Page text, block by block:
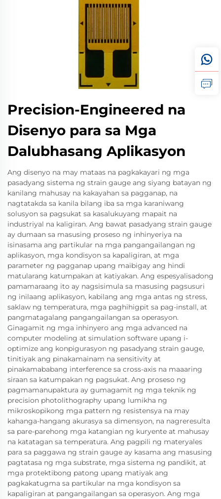
Precision-Engineered na
Disenyo para sa Mga
Dalubhasang Aplikasyon
Ang disenyo na may mataas na pagkakayari ng mga
pasadyang sistema ng strain gauge ang siyang batayan ng
kanilang mahusay na kakayahan sa pagganap, na
nagtatakda sa kanila bilang iba sa mga karaniwang
solusyon sa pagsukat sa kasalukuyang mapait na
industriyal na kaligiran. Ang bawat pasadyang strain gauge
ay dumaan sa masusing proseso ng inhinyeriya na
isinasama ang partikular na mga pangangailangan ng
aplikasyon, mga kondisyon sa kapaligiran, at mga
parameter ng pagganap upang maibigay ang hindi
matularang katumpakan at katiyakan. Ang espesyalisadong
pamamaraang ito ay nagsisimula sa masusing pagsusuri
ng inilaang aplikasyon, kabilang ang mga antas ng stress,
saklaw ng temperatura, mga paghihigpit sa pag-install, at
pangmatagalang pangangailangan sa operasyon.
Ginagamit ng mga inhinyero ang mga advanced na
computer modeling at simulation software upang i-
optimize ang konpigurasyon ng pasadyang strain gauge,
tinitiyak ang pinakamainam na sensitivity at
pinakamababang interference sa cross-axis na maaaring
siraan sa katumpakan ng pagsukat. Ang proseso ng
pagmamanupaktura ay gumagamit ng mga teknik ng
precision photolithography upang lumikha ng
mikroskopikong mga pattern ng resistensya na may
kahanga-hangang akurasya sa dimensyon, na nagreresulta
sa pare-parehong mga katangian ng kuryente at mahusay
na katatagan sa temperatura. Ang pagpili ng materyales
para sa paggawa ng strain gauge ay kasama ang masusing
pagtatasa ng mga substrate, mga sistema ng pandikit, at
mga protektibong patong upang matiyak ang
pagkakatugma sa partikular na mga kondisyon sa
kapaligiran at pangangailangan sa operasyon. Ang mga